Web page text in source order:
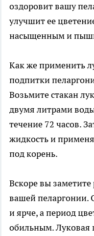
оздоровит вашу
улучшит ее
насыщенным и
Как же применить
подпитки
Возьмите стакан
двумя литрами
течение 72 часов.
жидкость и
под корень.
Вскоре вы
вашей пеларгонии.
и ярче, а период
обильным. Луковая